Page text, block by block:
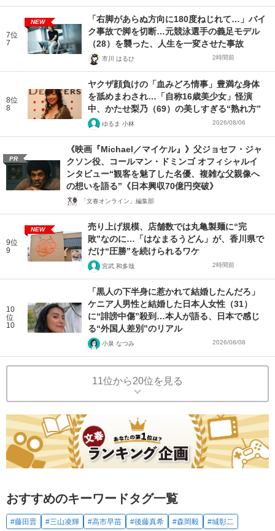
7位
7
NEW
「右脚があらぬ方向に180度ねじれて…」バイ
ク事故で脚を切断…元競泳選手の義足モデル
（28）を襲った、人生を一変させた事故
市川 はるひ 2時間前
8位
8
ヤクザ顔負けの「血みどろ情事」豊満な身体
を舐めまわされ…「自称16歳美少女」怪演
中、かたせ梨乃（69）の美しすぎる“熟れ方”
ゆるま 小林 2026/08/06
PR
《映画『Michael／マイケル』》父ジョセフ・ジャ
クソン役、コールマン・ドミンゴ オフィシャルイ
ンタビュー“観客を魅了した名優、複雑な父親像へ
の想いを語る”《日本興収70億円突破》
「文春オンライン」編集部
9位
9
NEW
売り上げ規模、店舗数では丸亀製麺に“完
敗”なのに…「はなまるうどん」が、香川県で
だけ“圧勝”を続けられるワケ
宮武 和多哉 2時間前
10
位
10
「黒人の下半身に惹かれて結婚したんだろ」
ケニア人男性と結婚した日本人女性（31）
に“誹謗中傷”殺到…本人が語る、日本で感じ
る“外国人差別”のリアル
小泉 なつみ 2026/08/08
11位から20位を見る
おすすめのキーワードタグ一覧
#藤田晋 #三山凌輝 #高市早苗 #後藤真希 #森岡毅
#城彰二